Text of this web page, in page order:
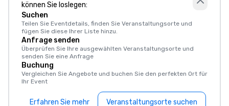
können Sie loslegen:
Suchen
Teilen Sie Eventdetails, finden Sie Veranstaltungsorte und
fügen Sie diese Ihrer Liste hinzu.
Anfrage senden
Überprüfen Sie Ihre ausgewählten Veranstaltungsorte und
senden Sie eine Anfrage
Buchung
Vergleichen Sie Angebote und buchen Sie den perfekten Ort für
Ihr Event
Erfahren Sie mehr Veranstaltungsorte suchen